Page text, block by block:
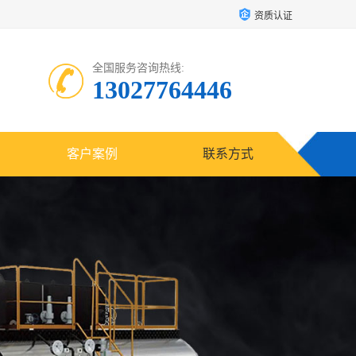
资质认证
全国服务咨询热线:
13027764446
客户案例 联系方式